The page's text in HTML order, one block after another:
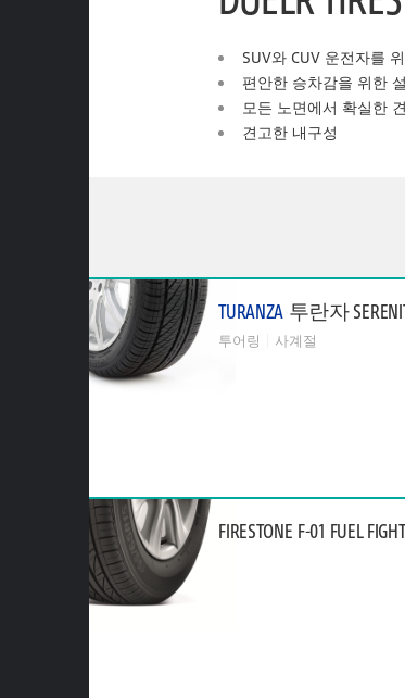
SUV와 CUV 운전자를
편안한 승차감을 위한
모든 노면에서 확실한
견고한 내구성
TURANZA 투란자
투어링 사계절
FIRESTONE F-01 FUEL